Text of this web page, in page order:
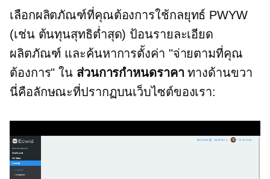
เลือกผลิตภัณฑ์ที่คุณต้องการใช้กลยุทธ์ PWYW
(เช่น ต้นทุนสุทธิต่ำสุด) ป้อนรายละเอียด
ผลิตภัณฑ์ และค้นหาการตั้งค่า "จ่ายตามที่คุณ
ต้องการ" ใน ส่วนการกำหนดราคาทางด้านขวา
นี่คือลักษณะที่ปรากฏบนเว็บไซต์ของเรา: